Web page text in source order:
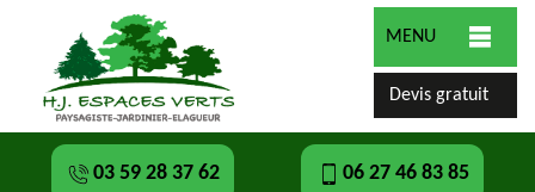
MENU
Devis gratuit
03 59 28 37 62 06 27 46 83 85